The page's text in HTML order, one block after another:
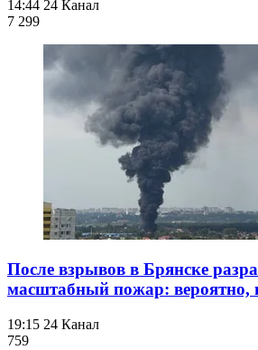
14:44 24 Канал
7 299
После взрывов в Брянске
масштабный пожар: вероятно,
19:15 24 Канал
759